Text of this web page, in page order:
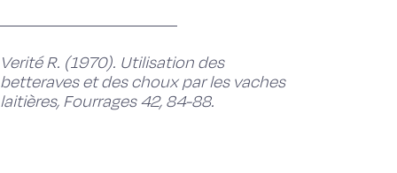
Verité R. (1970). Utilisation des
betteraves et des choux par les vaches
laitières, Fourrages 42, 84-88.